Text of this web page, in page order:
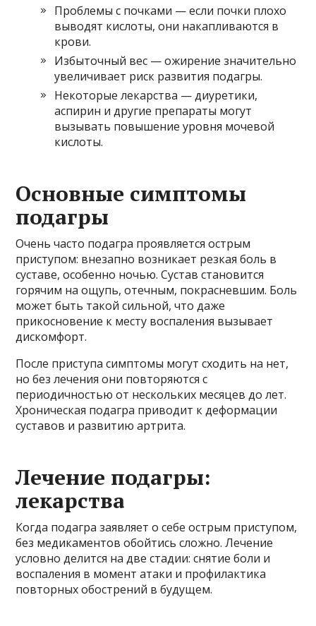
Проблемы с почками — если почки плохо
выводят кислоты, они накапливаются в
крови.
Избыточный вес — ожирение значительно
увеличивает риск развития подагры.
Некоторые лекарства — диуретики,
аспирин и другие препараты могут
вызывать повышение уровня мочевой
кислоты.
Основные симптомы
подагры
Очень часто подагра проявляется острым
приступом: внезапно возникает резкая боль в
суставе, особенно ночью. Сустав становится
горячим на ощупь, отечным, покрасневшим. Боль
может быть такой сильной, что даже
прикосновение к месту воспаления вызывает
дискомфорт.
После приступа симптомы могут сходить на нет,
но без лечения они повторяются с
периодичностью от нескольких месяцев до лет.
Хроническая подагра приводит к деформации
суставов и развитию артрита.
Лечение подагры:
лекарства
Когда подагра заявляет о себе острым приступом,
без медикаментов обойтись сложно. Лечение
условно делится на две стадии: снятие боли и
воспаления в момент атаки и профилактика
повторных обострений в будущем.